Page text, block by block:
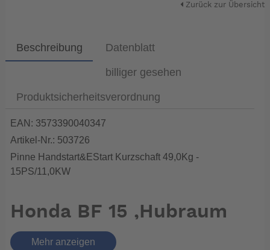
Zurück zur Übersicht
Beschreibung Datenblatt
billiger gesehen
Produktsicherheitsverordnung
EAN: 3573390040347
Artikel-Nr.: 503726
Pinne Handstart&EStart Kurzschaft 49,0Kg -
15PS/11,0KW
Honda BF 15 ,Hubraum
bringt Drehmoment
Mehr anzeigen